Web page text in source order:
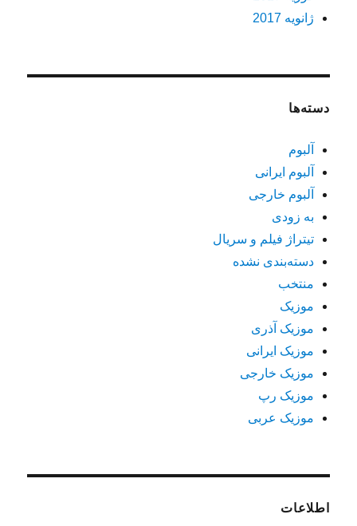
ژانویه 2017
دسته‌ها
آلبوم
آلبوم ایرانی
آلبوم خارجی
به زودی
تیتراژ فیلم و سریال
دسته‌بندی نشده
منتخب
موزیک
موزیک آذری
موزیک ایرانی
موزیک خارجی
موزیک رپ
موزیک عربی
اطلاعات